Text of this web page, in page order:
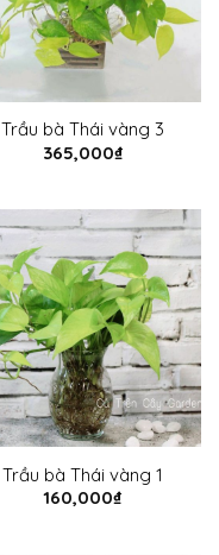
Trầu bà Thái vàng 3
365,000₫
Trầu bà Thái vàng 1
160,000₫